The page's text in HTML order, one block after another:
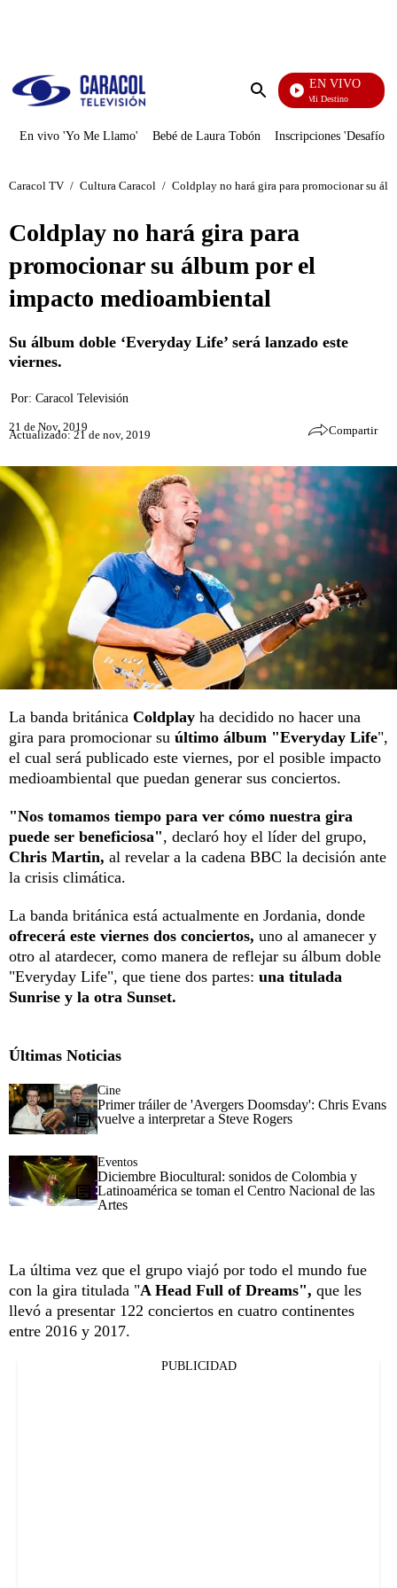
Enviar
EN VIVO
El Juego De Mi Destino
En vivo 'Yo Me Llamo' Bebé de Laura Tobón Inscripciones 'Desafío'
Caracol TV / Cultura Caracol / Coldplay no hará gira para promocionar su
Coldplay no hará gira para
promocionar su álbum por el
impacto medioambiental
Su álbum doble ‘Everyday Life’ será lanzado este
viernes.
Por: Caracol Televisión
21 de Nov, 2019
Actualizado: 21 de nov, 2019 Compartir
La banda británica Coldplay ha decidido no hacer una
gira para promocionar su último álbum "Everyday Life",
el cual será publicado este viernes, por el posible impacto
medioambiental que puedan generar sus conciertos.
"Nos tomamos tiempo para ver cómo nuestra gira
puede ser beneficiosa", declaró hoy el líder del grupo,
Chris Martin, al revelar a la cadena BBC la decisión ante
la crisis climática.
La banda británica está actualmente en Jordania, donde
ofrecerá este viernes dos conciertos, uno al amanecer y
otro al atardecer, como manera de reflejar su álbum doble
"Everyday Life", que tiene dos partes: una titulada
Sunrise y la otra Sunset.
Últimas Noticias
Cine
Primer tráiler de 'Avergers Doomsday': Chris Evans
vuelve a interpretar a Steve Rogers
Eventos
Diciembre Biocultural: sonidos de Colombia y
Latinoamérica se toman el Centro Nacional de las
Artes
La última vez que el grupo viajó por todo el mundo fue
con la gira titulada "A Head Full of Dreams", que les
llevó a presentar 122 conciertos en cuatro continentes
entre 2016 y 2017.
PUBLICIDAD